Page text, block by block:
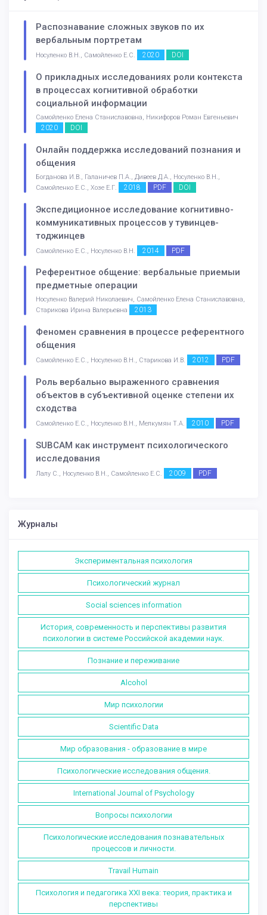
Распознавание сложных звуков по их
вербальным портретам
Носуленко В.Н., Самойленко Е.С. 2020 DOI
О прикладных исследованиях роли контекста
в процессах когнитивной обработки
социальной информации
Самойленко Елена Станиславовна, Никифоров Роман Евгеньевич
2020 DOI
Онлайн поддержка исследований познания и
общения
Богданова И.В., Галаничев П.А., Дивеев Д.А., Носуленко В.Н.,
Самойленко Е.С., Хозе Е.Г.
2018 PDF DOI
Экспедиционное исследование когнитивно-
коммуникативных процессов у тувинцев-
тоджинцев
Самойленко Е.С., Носуленко В.Н. 2014 PDF
Референтное общение: вербальные приемыи
предметные операции
Носуленко Валерий Николаевич, Самойленко Елена Станиславовна,
Старикова Ирина Валерьевна
2013
Феномен сравнения в процессе референтного
общения
Самойленко Е.С., Носуленко В.Н., Старикова И.В. 2012 PDF
Роль вербально выраженного сравнения
объектов в субъективной оценке степени их
сходства
Самойленко Е.С., Носуленко В.Н., Мелкумян Т.А. 2010 PDF
SUBCAM как инструмент психологического
исследования
Лалу С., Носуленко В.Н., Самойленко Е.С. 2009 PDF
Журналы
Экспериментальная психология
Психологический журнал
Social sciences information
История, современность и перспективы развития
психологии в системе Российской академии наук.
Познание и переживание
Alcohol
Мир психологии
Scientific Data
Мир образования - образование в мире
Психологические исследования общения.
International Journal of Psychology
Вопросы психологии
Психологические исследования познавательных
процессов и личности.
Travail Humain
Психология и педагогика XXI века: теория, практика и
перспективы